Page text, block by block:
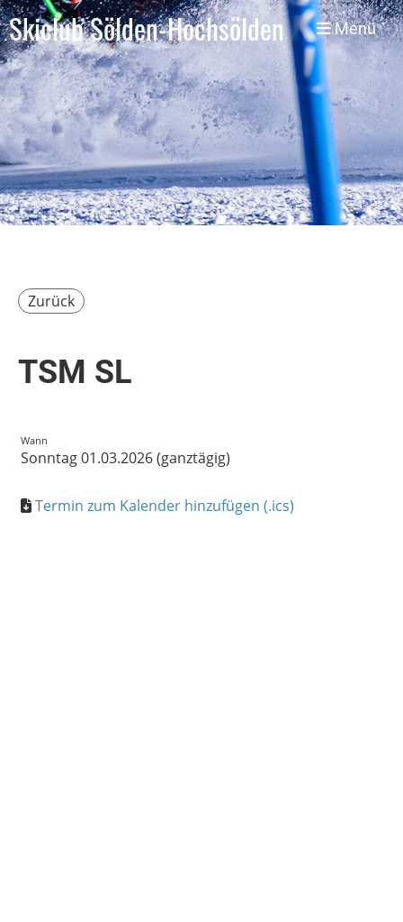
Skiclub Sölden-Hochsölden Menü
Zurück
TSM SL
Wann
Sonntag 01.03.2026 (ganztägig)
Termin zum Kalender hinzufügen (.ics)